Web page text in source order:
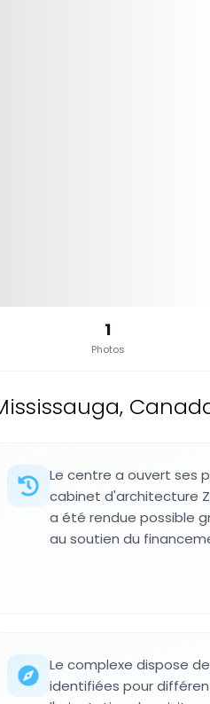
1
Photos
Le centre a ouvert ses
cabinet d'architecture
a été rendue possible
au soutien du
Le complexe dispose
identifiées pour